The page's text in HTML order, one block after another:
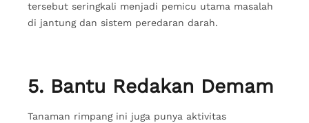
tersebut seringkali menjadi pemicu utama masalah
di jantung dan sistem peredaran darah.
5. Bantu Redakan Demam
Tanaman rimpang ini juga punya aktivitas